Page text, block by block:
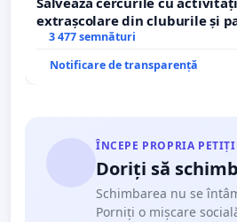
extrașcolare din cluburile și
copiilor
3 477 semnături
Notificare de transparență
ÎNCEPE PROPRIA
Doriți să
Schimbarea nu se
Porniți o mișcare